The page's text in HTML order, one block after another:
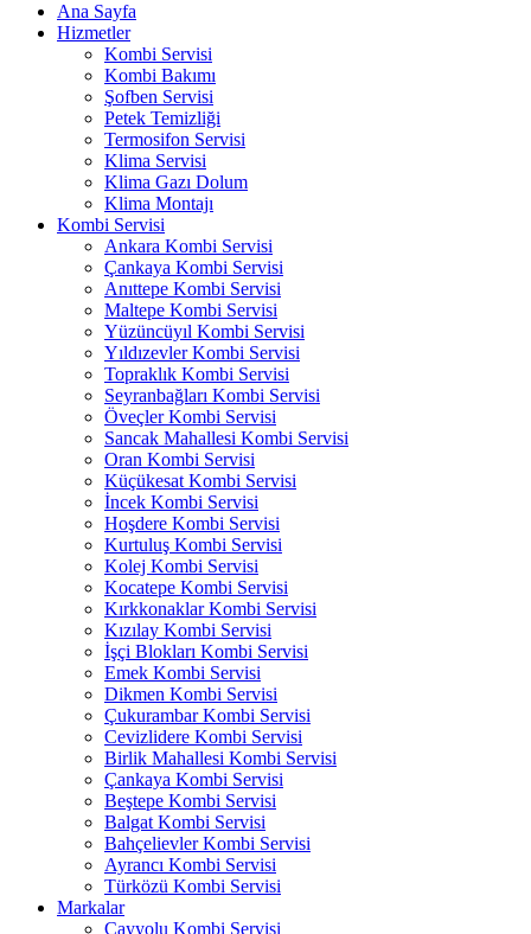
Ana Sayfa
Hizmetler
Kombi Servisi
Kombi Bakımı
Şofben Servisi
Petek Temizliği
Termosifon Servisi
Klima Servisi
Klima Gazı Dolum
Klima Montajı
Kombi Servisi
Ankara Kombi Servisi
Çankaya Kombi Servisi
Anıttepe Kombi Servisi
Maltepe Kombi Servisi
Yüzüncüyıl Kombi Servisi
Yıldızevler Kombi Servisi
Topraklık Kombi Servisi
Seyranbağları Kombi Servisi
Öveçler Kombi Servisi
Sancak Mahallesi Kombi Servisi
Oran Kombi Servisi
Küçükesat Kombi Servisi
İncek Kombi Servisi
Hoşdere Kombi Servisi
Kurtuluş Kombi Servisi
Kolej Kombi Servisi
Kocatepe Kombi Servisi
Kırkkonaklar Kombi Servisi
Kızılay Kombi Servisi
İşçi Blokları Kombi Servisi
Emek Kombi Servisi
Dikmen Kombi Servisi
Çukurambar Kombi Servisi
Cevizlidere Kombi Servisi
Birlik Mahallesi Kombi Servisi
Çankaya Kombi Servisi
Beştepe Kombi Servisi
Balgat Kombi Servisi
Bahçelievler Kombi Servisi
Ayrancı Kombi Servisi
Türközü Kombi Servisi
Markalar
Çayyolu Kombi Servisi